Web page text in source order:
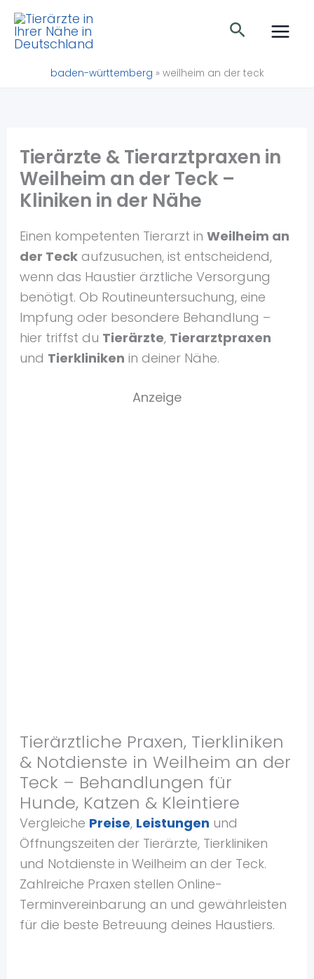
Zum
Inhalt
springen
Suchen
baden-württemberg » weilheim an der teck
Tierärzte & Tierarztpraxen in
Weilheim an der Teck –
Kliniken in der Nähe
Einen kompetenten Tierarzt in Weilheim an
der Teckaufzusuchen, ist entscheidend,
wenn das Haustier ärztliche Versorgung
benötigt. Ob Routineuntersuchung, eine
Impfung oder besondere Behandlung –
hier triffst du Tierärzte, Tierarztpraxen
und Tierkliniken in deiner Nähe.
Anzeige
Tierärztliche Praxen, Tierkliniken
& Notdienste in Weilheim an der
Teck – Behandlungen für
Hunde, Katzen & Kleintiere
Vergleiche Preise, Leistungen und
Öffnungszeiten der Tierärzte, Tierkliniken
und Notdienste in Weilheim an der Teck.
Zahlreiche Praxen stellen Online-
Terminvereinbarung an und gewährleisten
für die beste Betreuung deines Haustiers.